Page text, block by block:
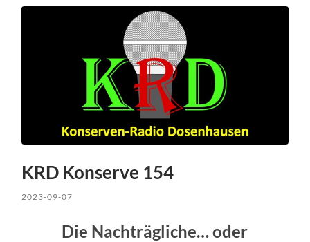
KRD Konserve 154
2023-09-07
Die Nachträgliche… oder